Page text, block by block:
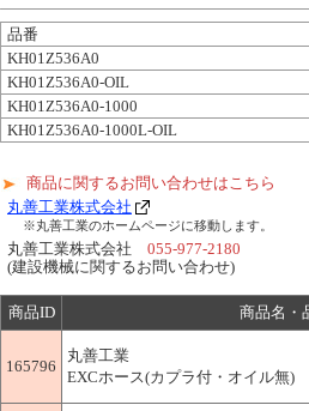
品番
KH01Z536A0
KH01Z536A0-OIL
KH01Z536A0-1000
KH01Z536A0-1000L-OIL
商品に関するお問い合わせはこちら
丸善工業株式会社
※丸善工業のホームページに移動します。
丸善工業株式会社 055-977-2180
(建設機械に関するお問い合わせ)
商品ID 商品名・
165796
丸善工業
EXCホース(カプラ付・オイル無)